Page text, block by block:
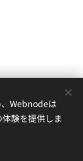
高松市錦町２丁
2653
Webnodeは
験を提供しま